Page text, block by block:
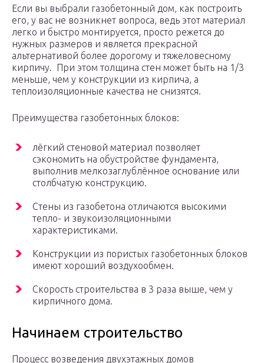
Если вы выбрали газобетонный дом, как построить
его, у вас не возникнет вопроса, ведь этот материал
легко и быстро монтируется, просто режется до
нужных размеров и является прекрасной
альтернативой более дорогому и тяжеловесному
кирпичу. При этом толщина стен может быть на 1/3
меньше, чем у конструкции из кирпича, а
теплоизоляционные качества не снизятся.
Преимущества газобетонных блоков:
лёгкий стеновой материал позволяет
сэкономить на обустройстве фундамента,
выполнив мелкозаглублённое основание или
столбчатую конструкцию.
Стены из газобетона отличаются высокими
тепло- и звукоизоляционными
характеристиками.
Конструкции из пористых газобетонных блоков
имеют хороший воздухообмен.
Скорость строительства в 3 раза выше, чем у
кирпичного дома.
Начинаем строительство
Процесс возведения двухэтажных домов